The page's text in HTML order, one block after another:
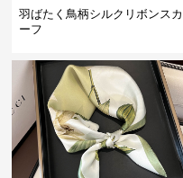
羽ばたく鳥柄シルクリボンスカ
ーフ